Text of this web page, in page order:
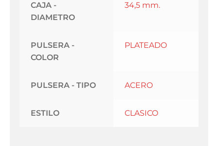
CAJA -
DIAMETRO
34,5 mm.
PULSERA -
COLOR
PLATEADO
PULSERA - TIPO ACERO
ESTILO CLASICO